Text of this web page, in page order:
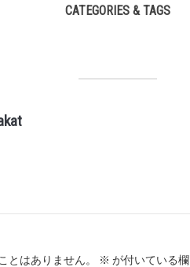
CATEGORIES & TAGS
とはありません。 ※ が付いている